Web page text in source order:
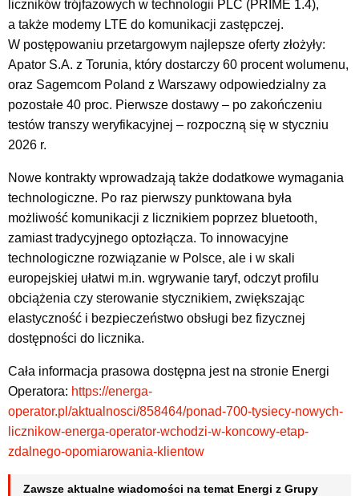
liczników trójfazowych w technologii PLC (PRIME 1.4),
a także modemy LTE do komunikacji zastępczej.
W postępowaniu przetargowym najlepsze oferty złożyły:
Apator S.A. z Torunia, który dostarczy 60 procent wolumenu,
oraz Sagemcom Poland z Warszawy odpowiedzialny za
pozostałe 40 proc. Pierwsze dostawy – po zakończeniu
testów transzy weryfikacyjnej – rozpoczną się w styczniu
2026 r.
Nowe kontrakty wprowadzają także dodatkowe wymagania
technologiczne. Po raz pierwszy punktowana była
możliwość komunikacji z licznikiem poprzez bluetooth,
zamiast tradycyjnego optozłącza. To innowacyjne
technologiczne rozwiązanie w Polsce, ale i w skali
europejskiej ułatwi m.in. wgrywanie taryf, odczyt profilu
obciążenia czy sterowanie stycznikiem, zwiększając
elastyczność i bezpieczeństwo obsługi bez fizycznej
dostępności do licznika.
Cała informacja prasowa dostępna jest na stronie Energi
Operatora: https://energa-
operator.pl/aktualnosci/858464/ponad-700-tysiecy-nowych-
licznikow-energa-operator-wchodzi-w-koncowy-etap-
zdalnego-opomiarowania-klientow
Zawsze aktualne wiadomości na temat Energi z Grupy